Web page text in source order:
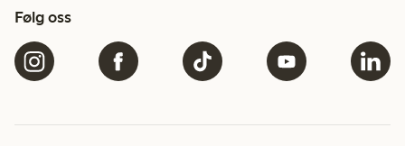
Følg oss